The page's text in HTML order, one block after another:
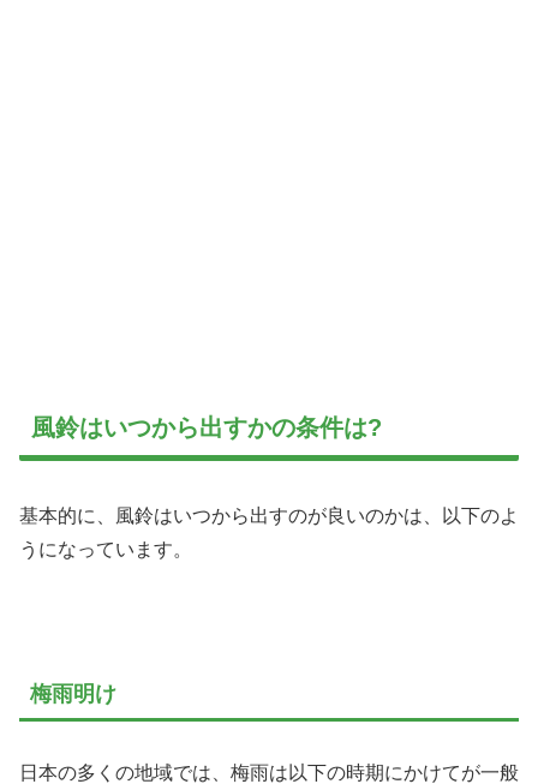
風鈴はいつから出すかの条件は?
基本的に、風鈴はいつから出すのが良いのかは、以下のよ
うになっています。
梅雨明け
日本の多くの地域では、梅雨は以下の時期にかけてが一般